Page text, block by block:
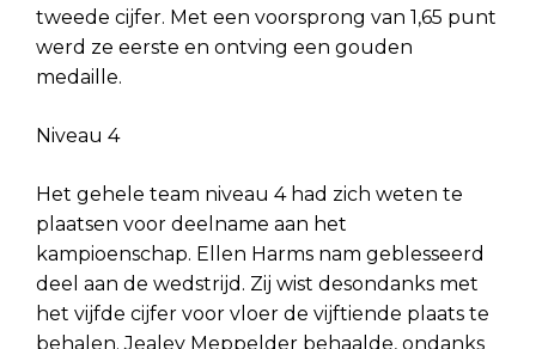
tweede cijfer. Met een voorsprong van 1,65 punt
werd ze eerste en ontving een gouden
medaille.
Niveau 4
Het gehele team niveau 4 had zich weten te
plaatsen voor deelname aan het
kampioenschap. Ellen Harms nam geblesseerd
deel aan de wedstrijd. Zij wist desondanks met
het vijfde cijfer voor vloer de vijftiende plaats te
behalen. Jealey Meppelder behaalde, ondanks